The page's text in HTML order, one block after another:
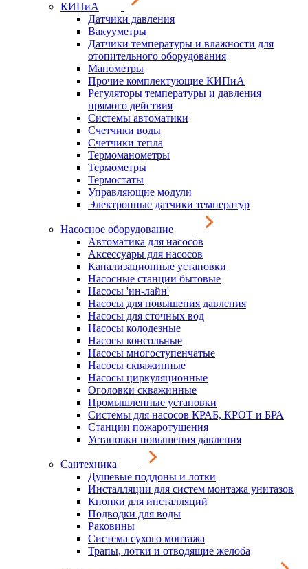
КИПиА
Датчики давления
Вакууметры
Датчики температуры и влажности для
отопительного оборудования
Манометры
Прочие комплектующие КИПиА
Регуляторы температуры и давления
прямого действия
Системы автоматики
Счетчики воды
Счетчики тепла
Термоманометры
Термометры
Термостаты
Управляющие модули
Электронные датчики температур
Насосное оборудование
Автоматика для насосов
Аксессуары для насосов
Канализационные установки
Насосные станции бытовые
Насосы 'ин-лайн'
Насосы для повышения давления
Насосы для сточных вод
Насосы колодезные
Насосы консольные
Насосы многоступенчатые
Насосы скважинные
Насосы циркуляционные
Оголовки скважинные
Промышленные установки
Системы для насосов КРАБ, КРОТ и БРА
Станции пожаротушения
Установки повышения давления
Сантехника
Душевые поддоны и лотки
Инсталляции для систем монтажа унитазов
Кнопки для инсталляций
Подводки для воды
Раковины
Система сухого монтажа
Трапы, лотки и отводящие желоба